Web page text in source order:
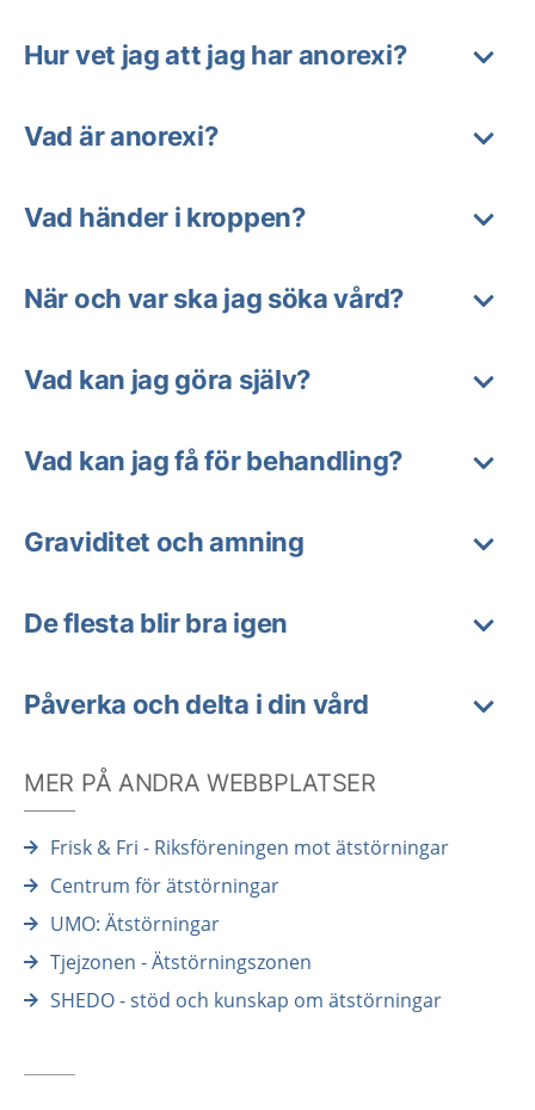
Hur vet jag att jag har anorexi?
Vad är anorexi?
Vad händer i kroppen?
När och var ska jag söka vård?
Vad kan jag göra själv?
Vad kan jag få för behandling?
Graviditet och amning
De flesta blir bra igen
Påverka och delta i din vård
MER PÅ ANDRA WEBBPLATSER
Frisk & Fri - Riksföreningen mot ätstörningar
Centrum för ätstörningar
UMO: Ätstörningar
Tjejzonen - Ätstörningszonen
SHEDO - stöd och kunskap om ätstörningar